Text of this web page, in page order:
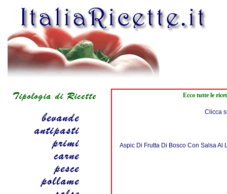
Ecco tutte le
Clicca
Aspic Di Frutta Di Bosco Con Salsa Al